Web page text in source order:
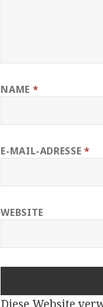
NAME *
E-MAIL-ADRESSE *
WEBSITE